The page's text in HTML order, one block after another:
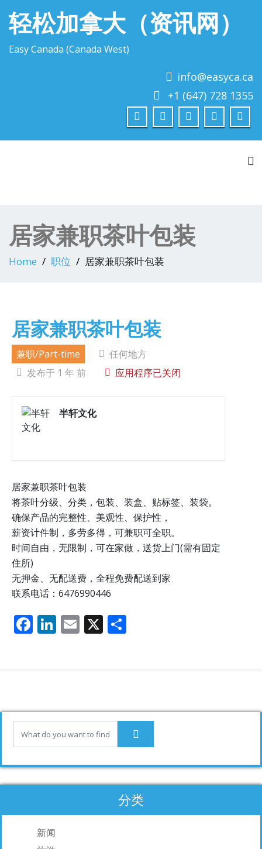
轻松加拿大（资讯网）
Easy Canada (Canada West)
info@easyca.ca
+1 (647) 728 1355
居家兼职茶叶包装
Home 职位 居家兼职茶叶包装
居家兼职茶叶包装
兼职/Part-time
任何地方
发布于 1 年 前
应用程序已关闭
半轩文化
居家兼职茶叶包装
将茶叶分级、分类，包装、装盒、贴标签、装袋。
确保产品的完整性、美观性、保护性，
薪资计件制，多劳多得，可兼职可全职。
时间自由，无限制，可在家做，送货上门(需有固定
住所)
无押金、无配送费，全程免费配送到家
联系电话：6476990446
F
o
k
Li
n
E X
分类
新闻